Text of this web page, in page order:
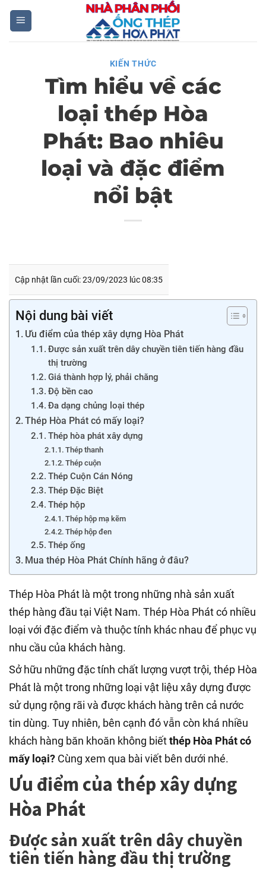
Skip
content
KIẾN THỨC
Tìm hiểu về các
loại thép Hòa
Phát: Bao nhiêu
loại và đặc điểm
nổi bật
Cập nhật lần cuối: 23/09/2023 lúc 08:35
Nội dung bài viết
Ưu điểm của thép xây dựng Hòa Phát
Được sản xuất trên dây chuyền tiên tiến hàng đầu
thị trường
Giá thành hợp lý, phải chăng
Độ bền cao
Đa dạng chủng loại thép
Thép Hòa Phát có mấy loại?
Thép hòa phát xây dựng
Thép thanh
Thép cuộn
Thép Cuộn Cán Nóng
Thép Đặc Biệt
Thép hộp
Thép hộp mạ kẽm
Thép hộp đen
Thép ống
Mua thép Hòa Phát Chính hãng ở đâu?
Thép Hòa Phát là một trong những nhà sản xuất
thép hàng đầu tại Việt Nam. Thép Hòa Phát có nhiều
loại với đặc điểm và thuộc tính khác nhau để phục vụ
nhu cầu của khách hàng.
Sở hữu những đặc tính chất lượng vượt trội, thép Hòa
Phát là một trong những loại vật liệu xây dựng được
sử dụng rộng rãi và được khách hàng trên cả nước
tin dùng. Tuy nhiên, bên cạnh đó vẫn còn khá nhiều
khách hàng băn khoăn không biếtthép Hòa Phát có
mấy loại? Cùng xem qua bài viết bên dưới nhé.
Ưu điểm của thép xây dựng
Hòa Phát
Được sản xuất trên dây chuyền
tiên tiến hàng đầu thị trường